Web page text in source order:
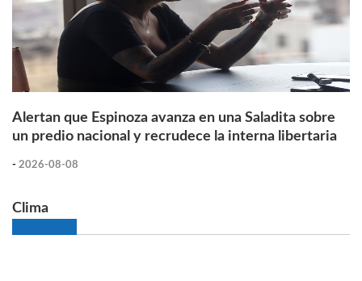
Alertan que Espinoza avanza en una Saladita sobre
un predio nacional y recrudece la interna libertaria
- 2026-08-08
Clima